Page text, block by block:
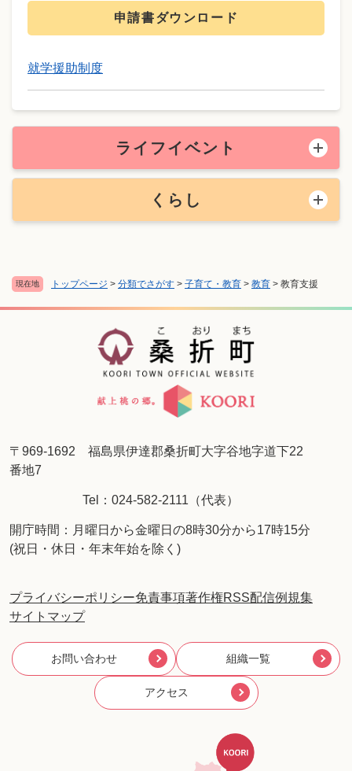
現在地 トップページ > 分類でさがす > 子育て・教育 > 教育 > 教育支援
申請書ダウンロード
就学援助制度
ライフイベント
くらし
〒969-1692 福島県伊達郡桑折町大字谷地字道下22
番地7
Tel：024-582-2111（代表）
開庁時間：月曜日から金曜日の8時30分から17時15分
(祝日・休日・年末年始を除く)
プライバシーポリシー免責事項著作権RSS配信例規集
サイトマップ
お問い合わせ 組織一覧
アクセス